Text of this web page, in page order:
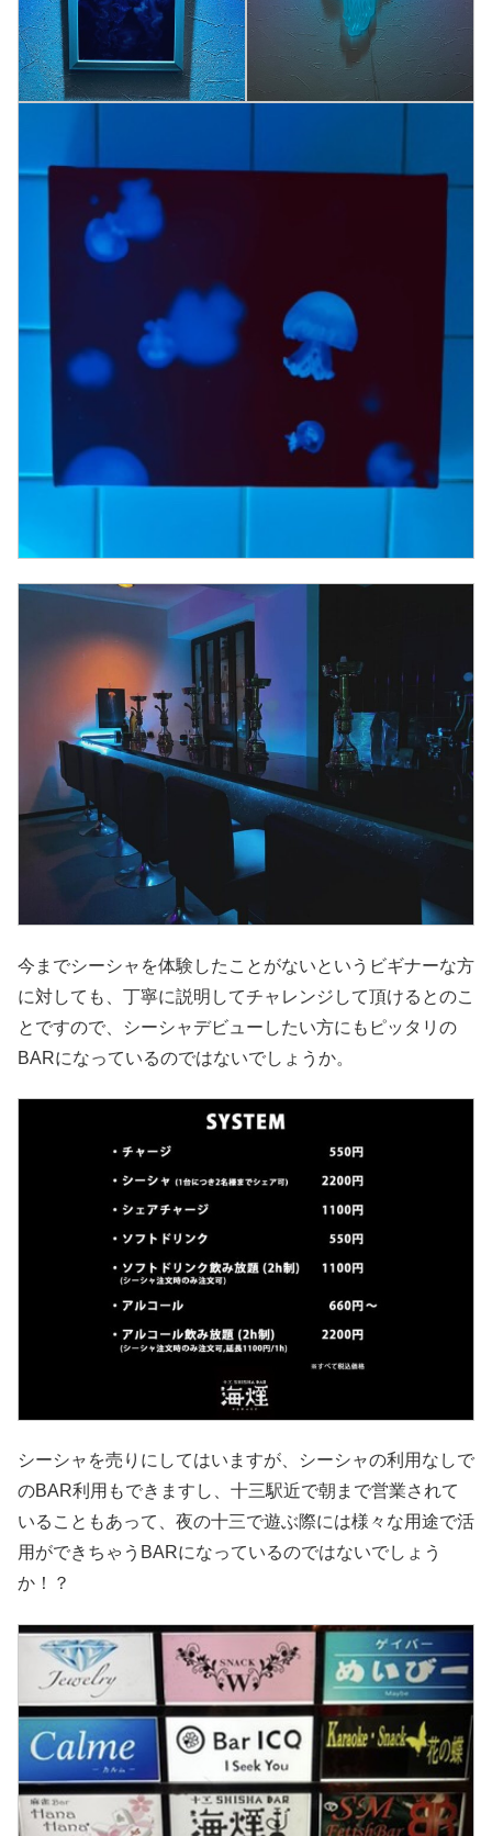
今までシーシャを体験したことがないというビギナーな方
に対しても、丁寧に説明してチャレンジして頂けるとのこ
とですので、シーシャデビューしたい方にもピッタリの
BARになっているのではないでしょうか。
シーシャを売りにしてはいますが、シーシャの利用なしで
のBAR利用もできますし、十三駅近で朝まで営業されて
いることもあって、夜の十三で遊ぶ際には様々な用途で活
用ができちゃうBARになっているのではないでしょう
か！？